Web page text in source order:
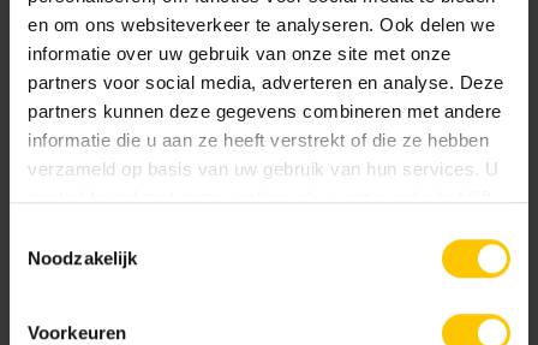
en om ons websiteverkeer te analyseren. Ook delen we
informatie over uw gebruik van onze site met onze
partners voor social media, adverteren en analyse. Deze
partners kunnen deze gegevens combineren met andere
informatie die u aan ze heeft verstrekt of die ze hebben
verzameld op basis van uw gebruik van hun services. U
gaat akkoord met onze cookies als u onze website blijft
Noodzakelijk
Voorkeuren